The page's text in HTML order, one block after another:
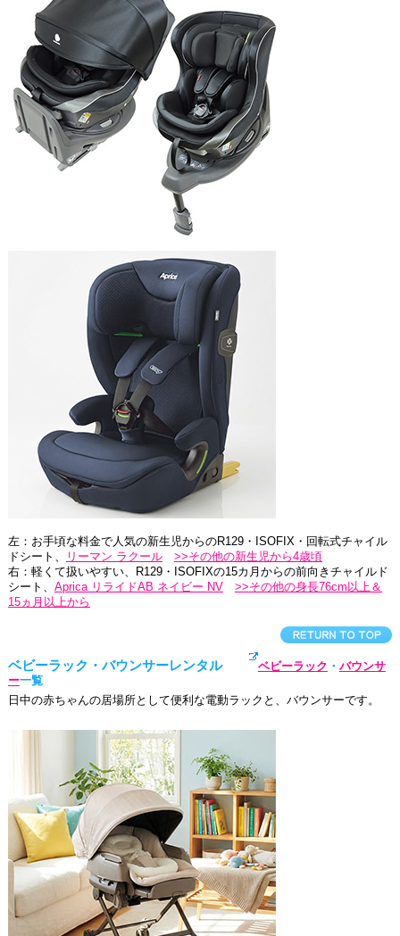
左：お手頃な料金で人気の新生児からのR129・ISOFIX・回転式チャイル
ドシート、
リーマン ラクール
>>その他の新生児から4歳頃
右：軽くて扱いやすい、R129・ISOFIXの15カ月からの前向きチャイルド
シート、 Aprica リライドAB ネイビー NV
>>その他の身長76cm以上＆
15ヵ月以上から
ベビーラック・バウンサーレンタル ベビーラック ・ バウンサ
ー一覧
日中の赤ちゃんの居場所として便利な電動ラックと、バウンサーです。